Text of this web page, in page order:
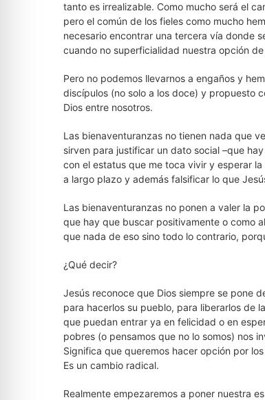
tanto es irrealizable. Como mucho será el
pero el común de los fieles como mucho
necesario encontrar una tercera vía donde
cuando no superficialidad nuestra opción
Pero no podemos llevarnos a engaños y
discípulos (no solo a los doce) y propuesto
Dios entre nosotros.
Las bienaventuranzas no tienen nada que
sirven para justificar un dato social –que
con el estatus que me toca vivir y esperar
a largo plazo y además falsificar lo que
Las bienaventuranzas no ponen a valer la
que hay que buscar positivamente o como
que nada de eso sino todo lo contrario,
¿Qué decir?
Jesús reconoce que Dios siempre se pone
para hacerlos su pueblo, para liberarlos de
que puedan entrar ya en felicidad o en
pobres (o pensamos que no lo somos) nos
Significa que queremos hacer opción por
Es un cambio radical.
Realmente empezaremos a poner nuestra